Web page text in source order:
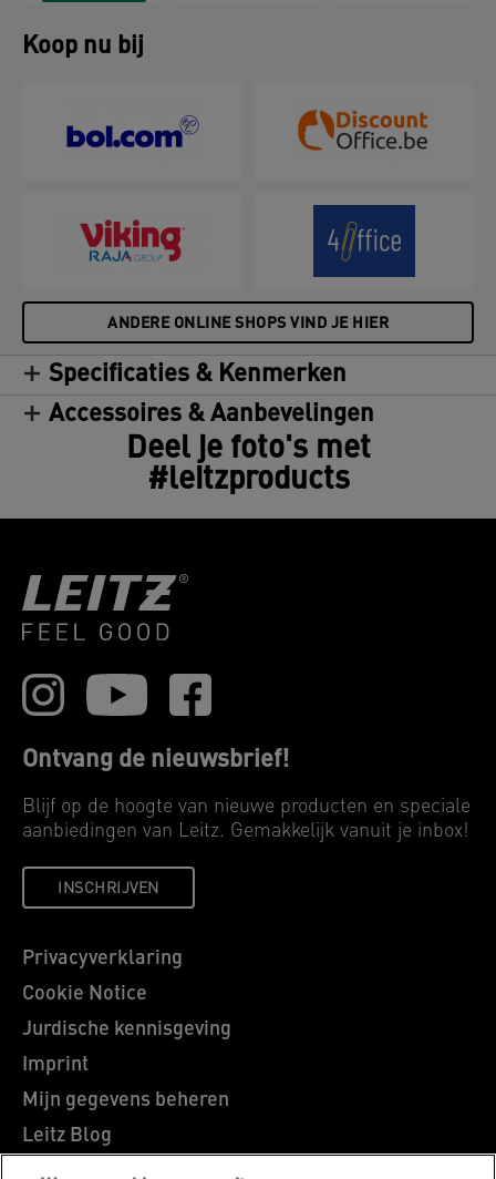
Koop nu bij
ANDERE ONLINE SHOPS VIND JE HIER
Specificaties & Kenmerken
Accessoires & Aanbevelingen
Deel je foto's met
#leitzproducts
Ontvang de nieuwsbrief!
Blijf op de hoogte van nieuwe producten en speciale
aanbiedingen van Leitz. Gemakkelijk vanuit je inbox!
INSCHRIJVEN
Privacyverklaring
Cookie Notice
Jurdische kennisgeving
Imprint
Mijn gegevens beheren
Leitz Blog